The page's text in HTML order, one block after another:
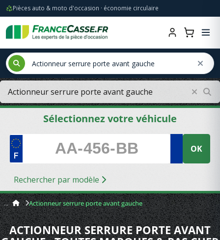
Pièces auto & moto d'occasion · économie circulaire
Sélectionnez votre véhicule
OK
Rechercher par modèle
Actionneur serrure porte avant gauche
ACTIONNEUR SERRURE PORTE AVANT